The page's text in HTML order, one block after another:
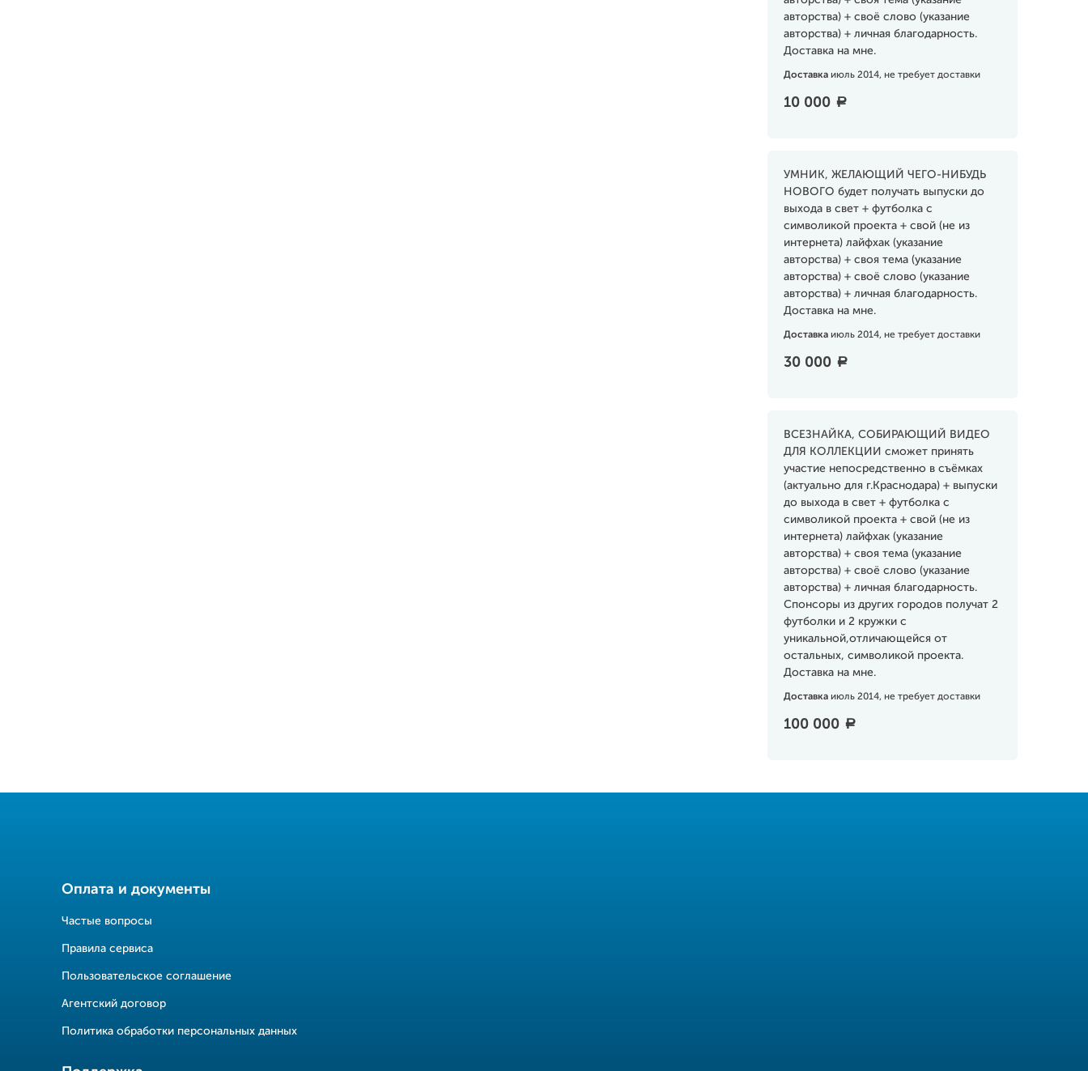
авторства) + своё слово (указание
авторства) + личная благодарность.
Доставка на мне.
Доставка июль 2014, не требует доставки
10 000 a
УМНИК, ЖЕЛАЮЩИЙ ЧЕГО-НИБУДЬ
НОВОГО будет получать выпуски до
выхода в свет + футболка с
символикой проекта + свой (не из
интернета) лайфхак (указание
авторства) + своя тема (указание
авторства) + своё слово (указание
авторства) + личная благодарность.
Доставка на мне.
Доставка июль 2014, не требует доставки
30 000 a
ВСЕЗНАЙКА, СОБИРАЮЩИЙ ВИДЕО
ДЛЯ КОЛЛЕКЦИИ сможет принять
участие непосредственно в съёмках
(актуально для г.Краснодара) + выпуски
до выхода в свет + футболка с
символикой проекта + свой (не из
интернета) лайфхак (указание
авторства) + своя тема (указание
авторства) + своё слово (указание
авторства) + личная благодарность.
Спонсоры из других городов получат 2
футболки и 2 кружки с
уникальной,отличающейся от
остальных, символикой проекта.
Доставка на мне.
Доставка июль 2014, не требует доставки
100 000 a
Оплата и документы
Частые вопросы
Правила сервиса
Пользовательское соглашение
Агентский договор
Политика обработки персональных данных